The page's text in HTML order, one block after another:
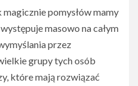
pomysłów mamy
masowo na całym
przez
grupy tych osób
które mają rozwiązać